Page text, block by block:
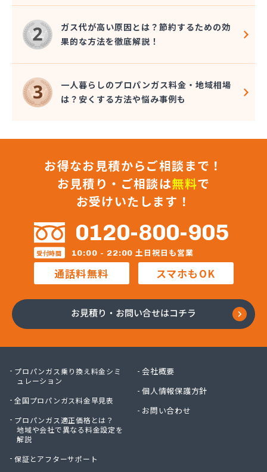
ガス代が高い原因とは？節約するための効
果的な方法を徹底解説！
一人暮らしのプロパンガス料金・地域相場
は？安くする方法や悩み事例も
お得なお見積からご相談まで！
お見積り・ご相談は無料で
お受けいたします！
0120-800-905
受付時間 10:00 - 22:00 土日祝日も営業
通話料無料 スマホもOK
お見積り・お問い合せはコチラ
プロパンガス乗り換え料金シミ
ュレーション
全国プロパンガス料金早見表
プロパンガス適正価格とは？
地域や会社で異なる料金設定を
解説
保証とアフターサポート
会社概要
個人情報保護方針
お問い合わせ